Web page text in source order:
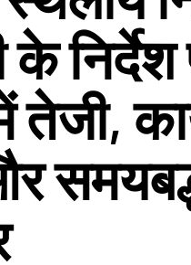
निर्देश
तेजी,